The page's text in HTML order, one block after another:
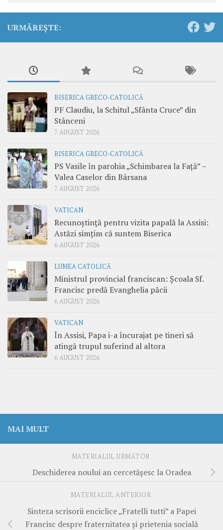
URMĂREȘTE:
BISERICA GRECO-CATOLICĂ
PF Claudiu, la Schitul „Sfânta Cruce” din
Stânceni
7 AUGUST 2026
BISERICA GRECO-CATOLICĂ
PS Vasile în parohia „Schimbarea la Față” –
Valea Caselor din Bârsana
7 AUGUST 2026
VATICAN
Recunoștință pentru vizita papală la Assisi:
Astăzi simțim că suntem Biserica
6 AUGUST 2026
LUMEA CATOLICĂ
Ministrul provincial franciscan: Școala Sf.
Francisc predă Evanghelia păcii
6 AUGUST 2026
VATICAN
În Assisi, Papa i-a încurajat pe tineri să
atingă trupul suferind al altora
6 AUGUST 2026
MAI MULT
MATERIALUL URMĂTOR
Deschiderea noului an cercetășesc la Oradea
MATERIALUL ANTERIOR
Sinteza scrisorii enciclice „Fratelli tutti” a Papei
Francisc despre fraternitatea și prietenia socială